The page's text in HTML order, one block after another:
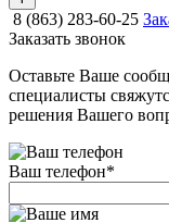
8 (863) 283-60-25
Заказать звонок
Оставьте Ваше
специалисты
решения Вашего
Ваш телефон*